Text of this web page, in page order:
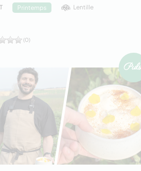
Printemps Lentille
(0)